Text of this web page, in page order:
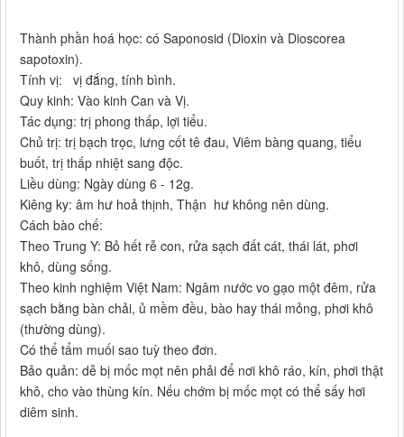
Thành phần hoá học: có Saponosid (Dioxin và Dioscorea
sapotoxin).
Tính vị: vị đắng, tính bình.
Quy kinh: Vào kinh Can và Vị.
Tác dụng: trị phong thấp, lợi tiểu.
Chủ trị: trị bạch trọc, lưng cốt tê đau, Viêm bàng quang, tiểu
buốt, trị thấp nhiệt sang độc.
Liều dùng: Ngày dùng 6 - 12g.
Kiêng ky: âm hư hoả thịnh, Thận hư không nên dùng.
Cách bào chế:
Theo Trung Y: Bỏ hết rễ con, rửa sạch đất cát, thái lát, phơi
khô, dùng sống.
Theo kinh nghiệm Việt Nam: Ngâm nước vo gạo một đêm, rửa
sạch bằng bàn chải, ủ mềm đều, bào hay thái mỏng, phơi khô
(thường dùng).
Có thể tẩm muối sao tuỳ theo đơn.
Bảo quản: dễ bị mốc mọt nên phải để nơi khô ráo, kín, phơi thật
khô, cho vào thùng kín. Nếu chớm bị mốc mọt có thể sấy hơi
diêm sinh.